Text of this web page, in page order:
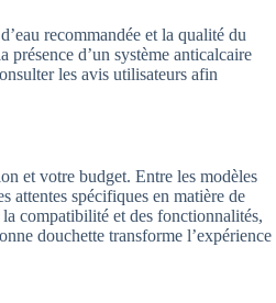
recommandée et la qualité du
d’un système anticalcaire
les avis utilisateurs afin
et votre budget. Entre les modèles
attentes spécifiques en matière de
compatibilité et des fonctionnalités,
douchette transforme l’expérience